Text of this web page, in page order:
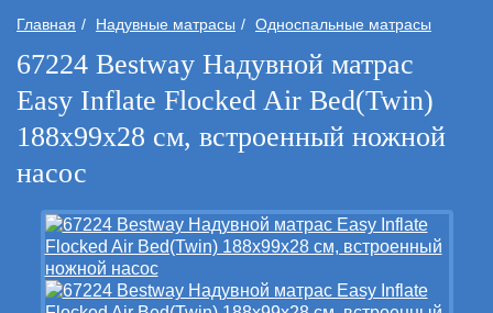
Главная Надувные матрасы Односпальные матрасы
67224 Bestway Надувной матрас
Easy Inflate Flocked Air Bed(Twin)
188х99х28 см, встроенный ножной
насос